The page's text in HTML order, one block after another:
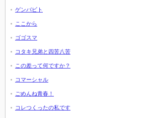
ゲンバビト
ここから
ゴゴスマ
コタキ兄弟と四苦八苦
この差って何ですか？
コマーシャル
ごめんね青春！
コレつくったの私です